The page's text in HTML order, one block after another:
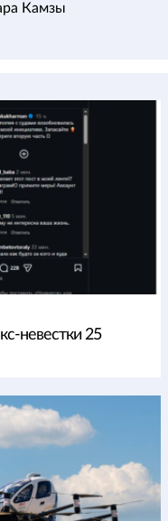
Камзы
невестки 25